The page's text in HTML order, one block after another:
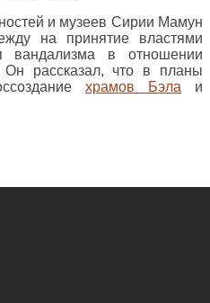
и музеев Сирии Мамун
на принятие властями
вандализма в отношении
Он рассказал, что в планы
храмов Бэла и